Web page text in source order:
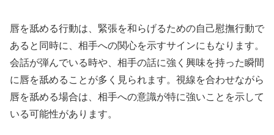
唇を舐める行動は、緊張を和らげるための自己慰撫行動で
あると同時に、相手への関心を示すサインにもなります。
会話が弾んでいる時や、相手の話に強く興味を持った瞬間
に唇を舐めることが多く見られます。視線を合わせながら
唇を舐める場合は、相手への意識が特に強いことを示して
いる可能性があります。